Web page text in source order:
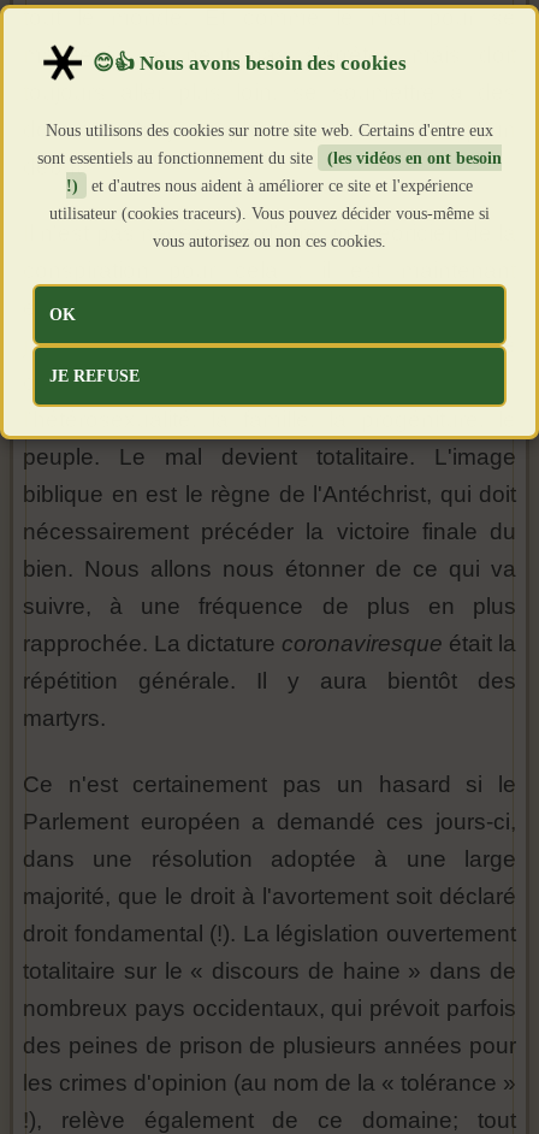
tout le monde. Et comme le mal, pour se
maintenir, ne peut pas s'arrêter, mais doit
domaines toujours plus larges, ce n'est qu'un
début.
Il n'est pas nécessaire d'être un théoricien de la
explicite que ce qui est « normal », naturel,
juste pour la vie, soit officiellement déclaré
criminel et poursuivi en tant que tel, c'est-à-dire:
peuple. Le mal devient totalitaire. L'image
biblique en est le règne de l'Antéchrist, qui doit
nécessairement précéder la victoire finale du
bien. Nous allons nous étonner de ce qui va
suivre, à une fréquence de plus en plus
rapprochée. La dictature coronaviresque était la
répétition générale. Il y aura bientôt des
martyrs.
Ce n'est certainement pas un hasard si le
Parlement européen a demandé ces jours-ci,
dans une résolution adoptée à une large
majorité, que le droit à l'avortement soit déclaré
droit fondamental (!). La législation ouvertement
totalitaire sur le « discours de haine » dans de
nombreux pays occidentaux, qui prévoit parfois
des peines de prison de plusieurs années pour
les crimes d'opinion (au nom de la « tolérance »
!), relève également de ce domaine; tout
Nous utilisons des cookies sur notre site web. Certains d'entre eux
sont essentiels au fonctionnement du site
(les vidéos en ont besoin
!)
et d'autres nous aident à améliorer ce site et l'expérience
utilisateur (cookies traceurs). Vous pouvez décider vous-même si
vous autorisez ou non ces cookies.
OK
JE REFUSE